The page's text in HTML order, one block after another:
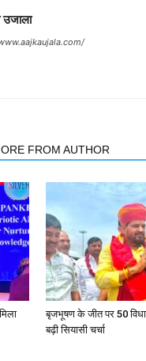
FROM AUTHOR
बृजभूषण के जीत पर 50
बढ़ी सियासी चर्चा